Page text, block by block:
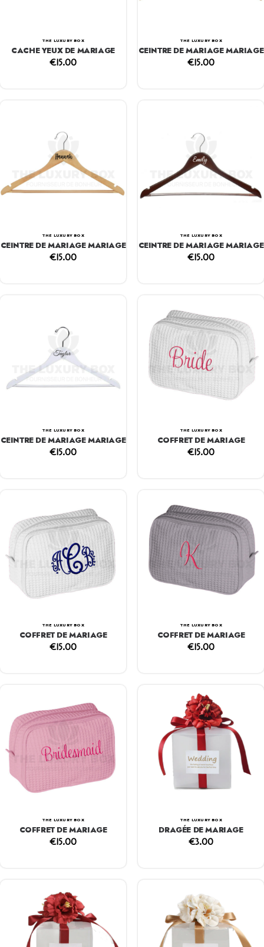
THE LUXURY BOX
CACHE YEUX DE MARIAGE
€15.00
THE LUXURY BOX
CEINTRE DE MARIAGE MARIAGE
€15.00
THE LUXURY BOX
CEINTRE DE MARIAGE MARIAGE
€15.00
THE LUXURY BOX
CEINTRE DE MARIAGE MARIAGE
€15.00
THE LUXURY BOX
CEINTRE DE MARIAGE MARIAGE
€15.00
THE LUXURY BOX
COFFRET DE MARIAGE
€15.00
THE LUXURY BOX
COFFRET DE MARIAGE
€15.00
THE LUXURY BOX
COFFRET DE MARIAGE
€15.00
THE LUXURY BOX
COFFRET DE MARIAGE
€15.00
THE LUXURY BOX
DRAGÉE DE MARIAGE
€3.00